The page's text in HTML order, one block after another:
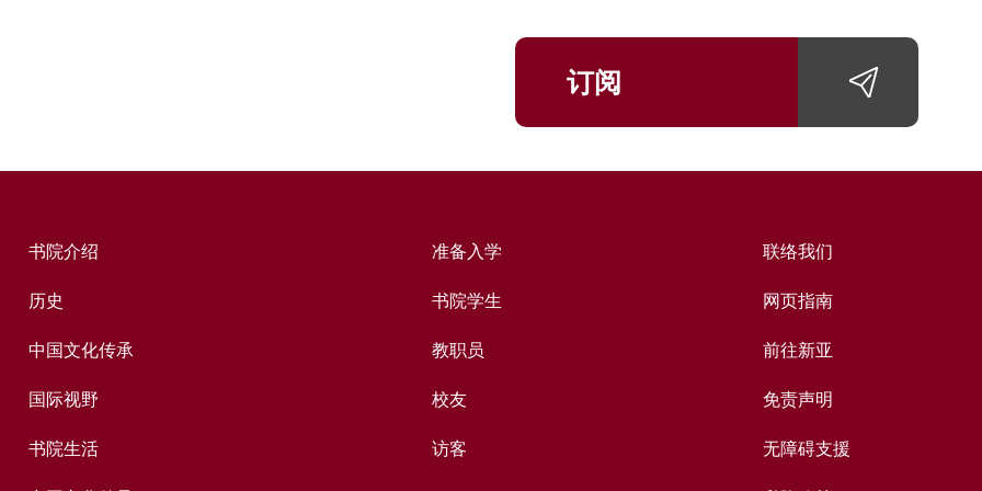
订阅
书院介绍
历史
中国文化传承
国际视野
书院生活
准备入学
书院学生
教职员
校友
访客
联络我们
网页指南
前往新亚
免责声明
无障碍支援